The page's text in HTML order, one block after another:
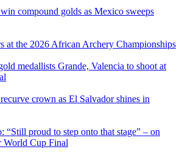
compound golds as Mexico sweeps
at the 2026 African Archery Championships
medallists Grande, Valencia to shoot at
crown as El Salvador shines in
“Still proud to step onto that stage” – on
World Cup Final